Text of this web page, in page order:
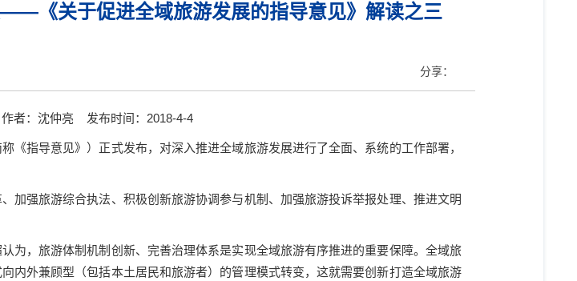
——《关于促进全域旅游发展的指导意见》解读之三
分享：
作者： 沈仲亮 发布时间： 2018-4-4
《指导意见》）正式发布，对深入推进全域旅游发展进行了全面、系统的工作部署，
加强旅游综合执法、积极创新旅游协调参与机制、加强旅游投诉举报处理、推进文明
为，旅游体制机制创新、完善治理体系是实现全域旅游有序推进的重要保障。全域旅
内外兼顾型（包括本土居民和旅游者）的管理模式转变，这就需要创新打造全域旅游